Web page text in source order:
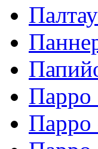
Парро
Парро